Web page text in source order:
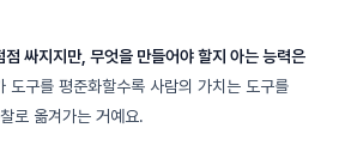
점 싸지지만, 무엇을 만들어야 할지 아는 능력은
도구를 평준화할수록 사람의 가치는 도구를
로 옮겨가는 거예요.